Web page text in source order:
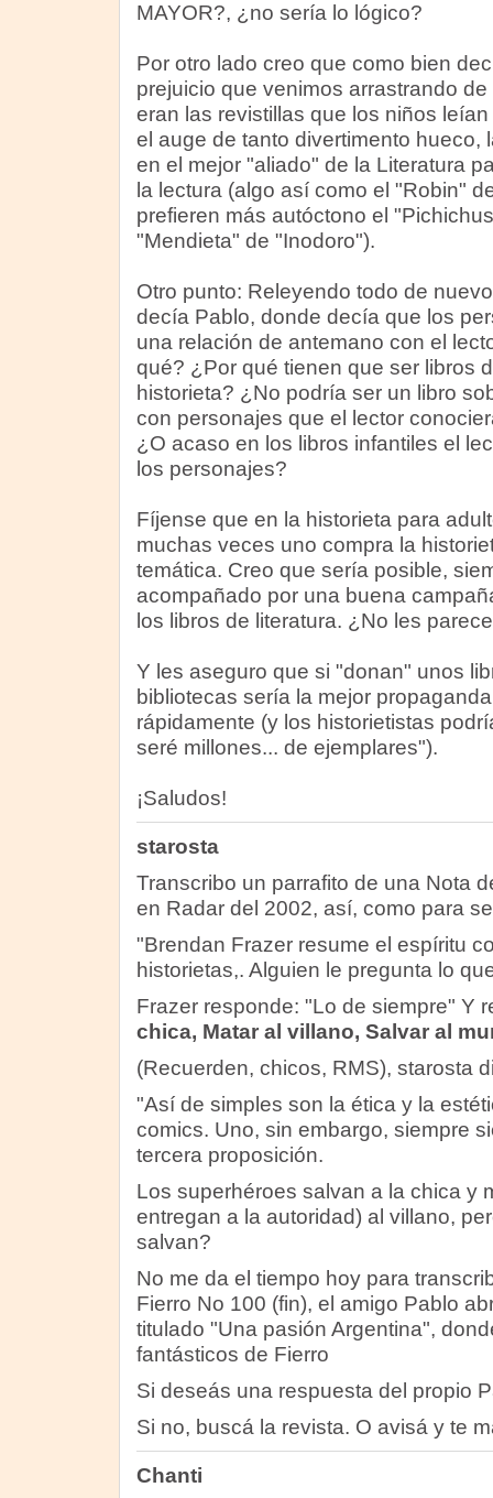
MAYOR?, ¿no sería lo lógico?
Por otro lado creo que como bien
prejuicio que venimos arrastrando
eran las revistillas que los niños
el auge de tanto divertimento hueco,
en el mejor "aliado" de la Literatura
la lectura (algo así como el "Robin"
prefieren más autóctono el
"Mendieta" de "Inodoro").
Otro punto: Releyendo todo de
decía Pablo, donde decía que los
una relación de antemano con el
qué? ¿Por qué tienen que ser libros
historieta? ¿No podría ser un libro
con personajes que el lector
¿O acaso en los libros infantiles el
los personajes?
Fíjense que en la historieta para
muchas veces uno compra la
temática. Creo que sería posible,
acompañado por una buena
los libros de literatura. ¿No les
Y les aseguro que si "donan" unos
bibliotecas sería la mejor
rápidamente (y los historietistas
seré millones... de ejemplares").
¡Saludos!
starosta
Transcribo un parrafito de una Nota
en Radar del 2002, así, como para
"Brendan Frazer resume el espíritu
historietas,. Alguien le pregunta lo
Frazer responde: "Lo de siempre" Y
chica, Matar al villano, Salvar al
(Recuerden, chicos, RMS), starosta
"Así de simples son la ética y la
comics. Uno, sin embargo, siempre
tercera proposición.
Los superhéroes salvan a la chica y
entregan a la autoridad) al villano,
salvan?
No me da el tiempo hoy para
Fierro No 100 (fin), el amigo Pablo
titulado "Una pasión Argentina",
fantásticos de Fierro
Si deseás una respuesta del propio
Si no, buscá la revista. O avisá y te
Chanti